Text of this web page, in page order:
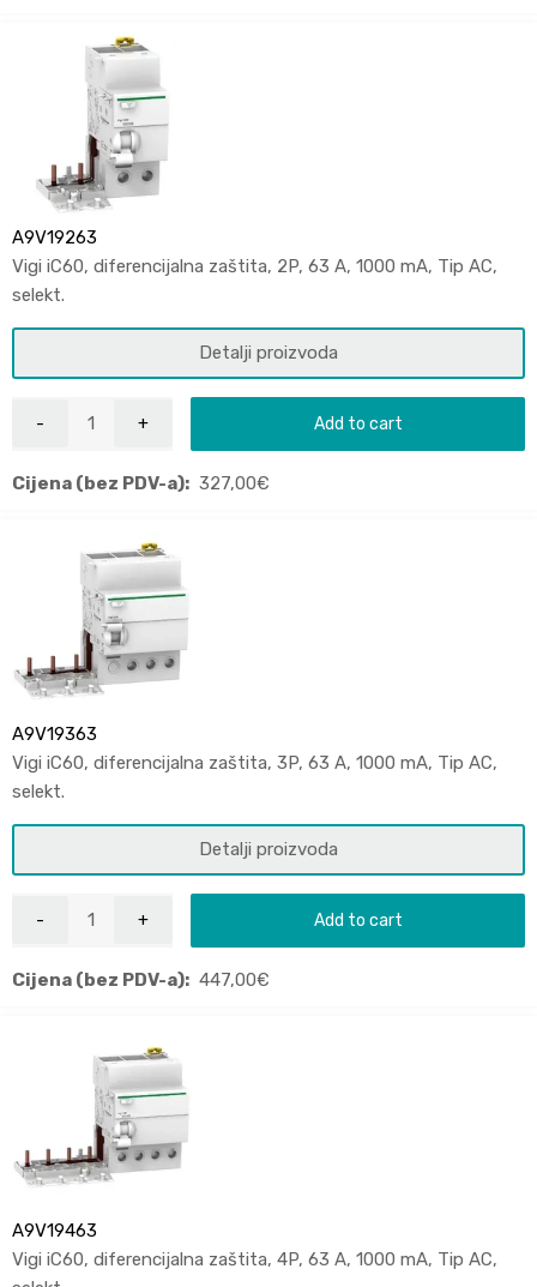
A9V19263
Vigi iC60, diferencijalna zaštita, 2P, 63 A, 1000 mA, Tip AC,
selekt.
Detalji proizvoda
Add to cart
Cijena (bez PDV-a): 327,00€
A9V19363
Vigi iC60, diferencijalna zaštita, 3P, 63 A, 1000 mA, Tip AC,
selekt.
Detalji proizvoda
Add to cart
Cijena (bez PDV-a): 447,00€
A9V19463
Vigi iC60, diferencijalna zaštita, 4P, 63 A, 1000 mA, Tip AC,